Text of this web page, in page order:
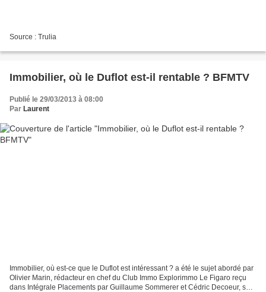
Source : Trulia
Immobilier, où le Duflot est-il rentable ? BFMTV
Publié le 29/03/2013 à 08:00
Par Laurent
Immobilier, où est-ce que le Duflot est intéressant ? a été le sujet abordé par
Olivier Marin, rédacteur en chef du Club Immo Explorimmo Le Figaro reçu
dans Intégrale Placements par Guillaume Sommerer et Cédric Decoeur, sur